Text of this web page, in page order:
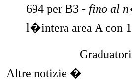
694 per B3 - fino al
l�intera area A con
Altre notizie �